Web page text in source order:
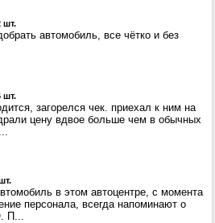
шт.
автомобиль, все чётко и без
шт.
загорелся чек. приехал к ним на
цену вдвое больше чем в обычных
в этом автоцентре, с момента
персонала, всегда напоминают о
П...